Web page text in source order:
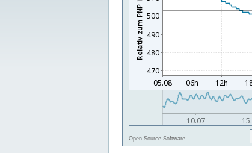
Open Source Software